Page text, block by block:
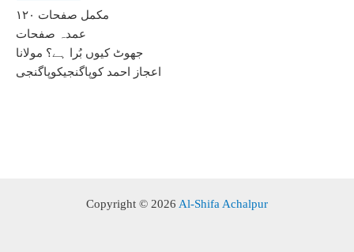
مکمل صفحات ۱۲۰
عمدہ صفحات
جھوٹ کیوں بُرا ہے؟ مولانا
اعجاز احمد کوپاگنجیکوپاگنجی
Copyright © 2026 Al-Shifa Achalpur